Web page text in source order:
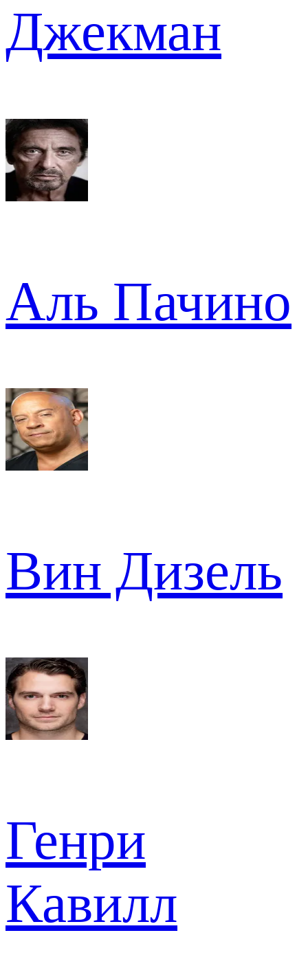
Джекман
Аль Пачино
Вин Дизель
Генри
Кавилл